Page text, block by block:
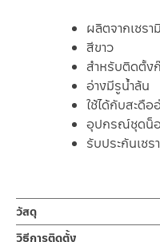
ผลิตจากเซร
สีขาว
สำหรับติดตั้ง
อ่างมีรูน้ำล้น
ใช้ได้กับสะดื
อุปกรณ์ชุดน็
รับประกันเซร
วัสดุ
อ่างล้างหน้า
วิธีการติดตั้ง